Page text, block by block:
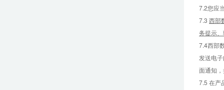
7.2您应
7.3 西部
务提示
7.4西部
发送电
面通知
7.5 在产